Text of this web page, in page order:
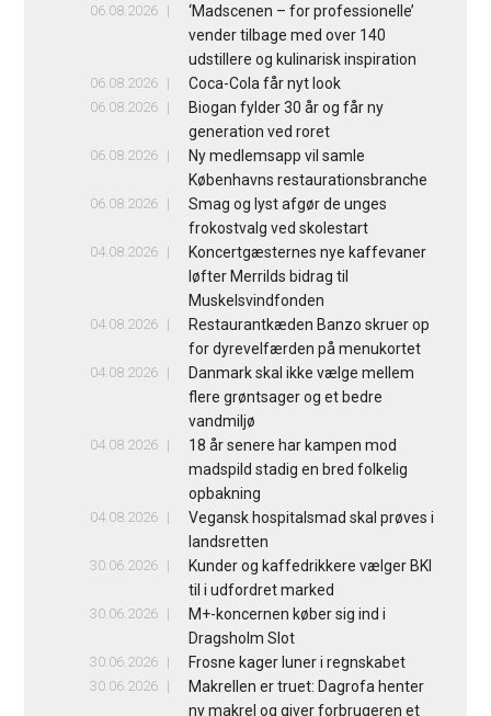
06.08.2026
‘Madscenen – for professionelle’
vender tilbage med over 140
udstillere og kulinarisk inspiration
06.08.2026 Coca-Cola får nyt look
06.08.2026
Biogan fylder 30 år og får ny
generation ved roret
06.08.2026
Ny medlemsapp vil samle
Københavns restaurationsbranche
06.08.2026
Smag og lyst afgør de unges
frokostvalg ved skolestart
04.08.2026
Koncertgæsternes nye kaffevaner
løfter Merrilds bidrag til
Muskelsvindfonden
04.08.2026
Restaurantkæden Banzo skruer op
for dyrevelfærden på menukortet
04.08.2026
Danmark skal ikke vælge mellem
flere grøntsager og et bedre
vandmiljø
04.08.2026
18 år senere har kampen mod
madspild stadig en bred folkelig
opbakning
04.08.2026
Vegansk hospitalsmad skal prøves i
landsretten
30.06.2026
Kunder og kaffedrikkere vælger BKI
til i udfordret marked
30.06.2026
M+-koncernen køber sig ind i
Dragsholm Slot
30.06.2026 Frosne kager luner i regnskabet
30.06.2026
Makrellen er truet: Dagrofa henter
ny makrel og giver forbrugeren et